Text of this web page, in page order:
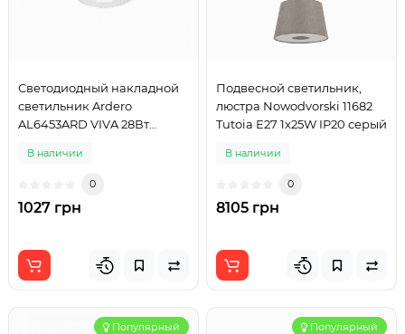
Светодиодный накладной
светильник Ardero
AL6453ARD VIVA 28Вт
В наличии
0
1027 грн
Подвесной светильник,
люстра Nowodvorski 11682
Tutoia E27 1x25W IP20 серый
В наличии
0
8105 грн
Популярный Популярный